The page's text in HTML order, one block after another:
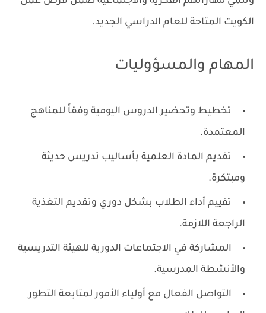
الكويت المتاحة للعام الدراسي الجديد.
المهام والمسؤوليات
تخطيط وتحضير الدروس اليومية وفقاً للمناهج
المعتمدة.
تقديم المادة العلمية بأساليب تدريس حديثة
ومبتكرة.
تقييم أداء الطلاب بشكل دوري وتقديم التغذية
الراجعة اللازمة.
المشاركة في الاجتماعات الدورية للهيئة التدريسية
والأنشطة المدرسية.
التواصل الفعال مع أولياء الأمور لمتابعة التطور